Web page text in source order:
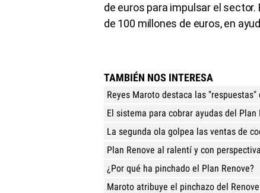
de euros para impulsar el
de 100 millones de euros, en
TAMBIÉN NOS INTERESA
Reyes Maroto destaca las
El sistema para cobrar ayudas del
La segunda ola golpea las ventas de
Plan Renove al ralentí y con
¿Por qué ha pinchado el Plan Renove?
Maroto atribuye el pinchazo del